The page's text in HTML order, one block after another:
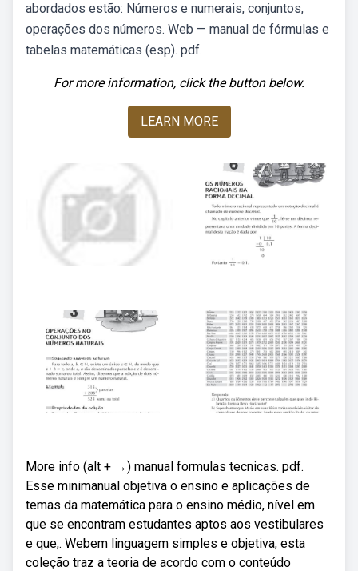
abordados estão: Números e numerais, conjuntos,
operações dos números. Web — manual de fórmulas e
tabelas matemáticas (esp). pdf.
For more information, click the button below.
LEARN MORE
More info (alt + →) manual formulas tecnicas. pdf.
Esse minimanual objetiva o ensino e aplicações de
temas da matemática para o ensino médio, nível em
que se encontram estudantes aptos aos vestibulares
e que,. Webem linguagem simples e objetiva, esta
coleção traz a teoria de acordo com o conteúdo